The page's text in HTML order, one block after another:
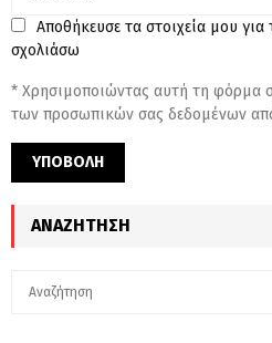
Αποθήκευσε τα στοιχεία μου
σχολιάσω
* Χρησιμοποιώντας αυτή τη φόρμα
των προσωπικών σας δεδομένων
ΑΝΑΖΉΤΗΣΗ